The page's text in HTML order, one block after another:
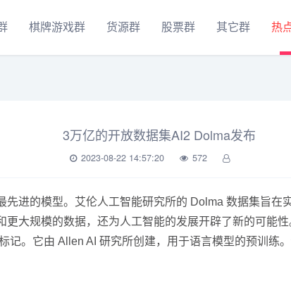
棋牌游戏群 货源群 股票群 其它群 热
3万亿的开放数据集AI2 Dolma发布
2023-08-22 14:57:20 572
先进的模型。艾伦人工智能研究所的 Dolma 数据集旨
大规模的数据，还为人工智能的发展开辟了新的可能性
。它由 Allen AI 研究所创建，用于语言模型的预训练